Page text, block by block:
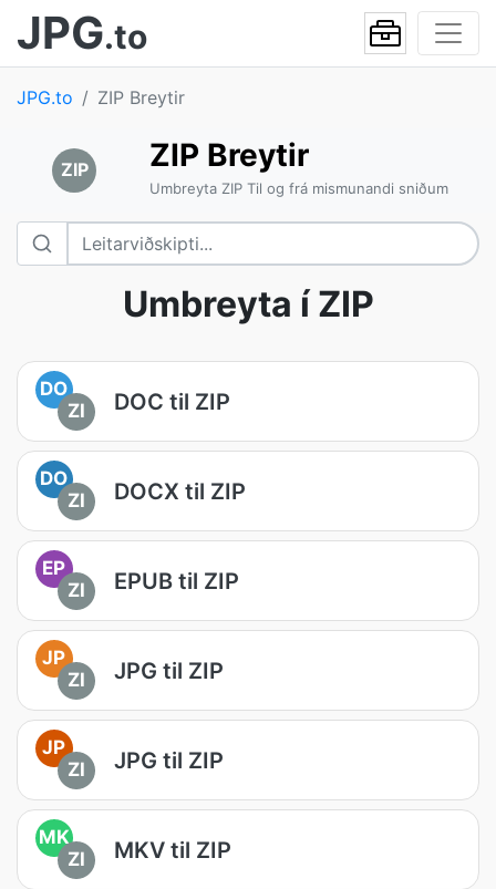
JPG.to
JPG.to ZIP Breytir
ZIP ZIP Breytir
Umbreyta ZIP Til og frá mismunandi sniðum
Umbreyta í ZIP
DO
ZI
DOC til ZIP
DO
ZI
DOCX til ZIP
EP
ZI
EPUB til ZIP
JP
ZI
JPG til ZIP
JP
ZI
JPG til ZIP
MK
ZI
MKV til ZIP